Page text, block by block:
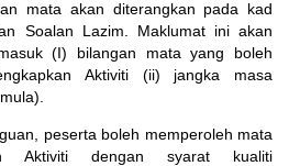
mata akan diterangkan pada kad
Soalan Lazim. Maklumat ini akan
(I) bilangan mata yang boleh
Aktiviti (ii) jangka masa
peserta boleh memperoleh mata
Aktiviti dengan syarat kualiti